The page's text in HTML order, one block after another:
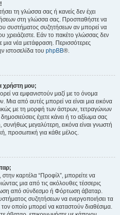
τη γλώσσα σας ή κανείς δεν έχει
στη γλώσσα σας. Προσπαθήστε να
συστήματος συζητήσεων αν μπορεί να
χρειάζεστε. Εάν το πακέτο γλώσσας δεν
μια νέα μετάφραση. Περισσότερες
ιστοσελίδα του phpBB®.
χρήστη μου;
να εμφανιστούν μαζί με το όνομα
από αυτές μπορεί να είναι μια εικόνα
με τη μορφή των άστρων, τετραγώνων
έχετε κάνει ή το αξίωμα σας
μεγαλύτερη, εικόνα είναι γνωστή
προσωπική για κάθε μέλος.
καρτέλα “Προφίλ”, μπορείτε να
μια από τις ακόλουθες τέσσερις
από σύνδεσμο ή Φόρτωση άβαταρ.
συζητήσεων να ενεργοποιήσει τα
οποίο μπορεί να καταστούν διαθέσιμα.